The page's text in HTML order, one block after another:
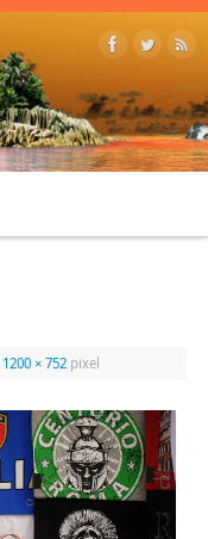
1200 × 752pixel